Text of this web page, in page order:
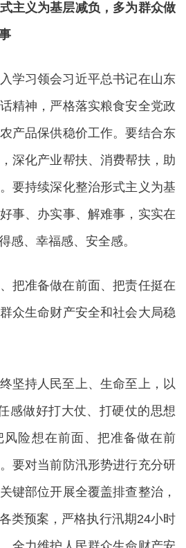
义为基层减负，多为群众做
习领会习近平总书记在山东
精神，严格落实粮食安全党政
产品保供稳价工作。要结合东
深化产业帮扶、消费帮扶，助
要持续深化整治形式主义为基
事、办实事、解难事，实实在
感、幸福感、安全感。
准备做在前面、把责任挺在
众生命财产安全和社会大局稳
持人民至上、生命至上，以
感做好打大仗、打硬仗的思想
险想在前面、把准备做在前
要对当前防汛形势进行充分研
键部位开展全覆盖排查整治，
类预案，严格执行汛期24小时